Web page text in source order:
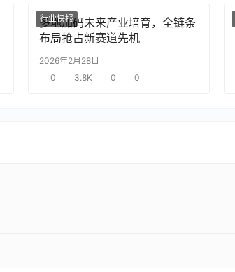
行业快报
多地加码未来产业培育，全链条
布局抢占新赛道先机
2026年2月28日
0
3.8K 0 0